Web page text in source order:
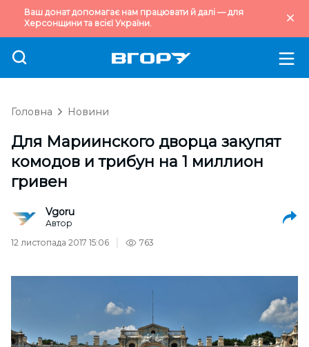
Ваш донат допомагає нам працювати й далі — для
Херсонщини та всієї України.
Головна Новини
Для Мариинского дворца закупят
комодов и трибун на 1 миллион
гривен
Vgoru
Автор
12 листопада 2017 15:06
763